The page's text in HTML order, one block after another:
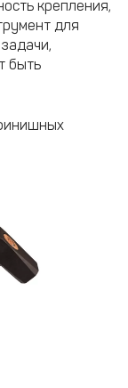
крепления,
для
быть